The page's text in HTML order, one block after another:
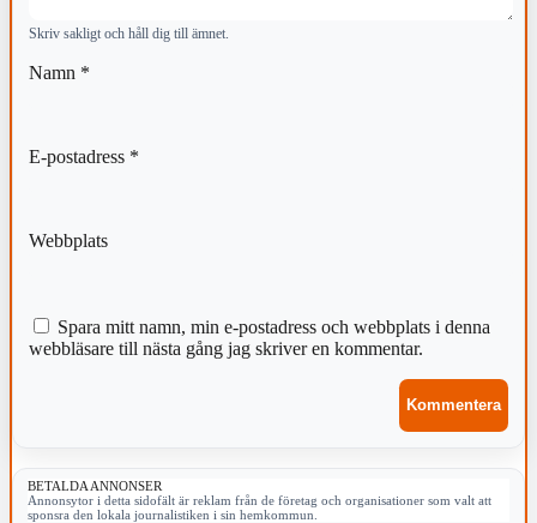
Skriv sakligt och håll dig till ämnet.
Namn *
E-postadress *
Webbplats
Spara mitt namn, min e-postadress och webbplats i denna
webbläsare till nästa gång jag skriver en kommentar.
BETALDA ANNONSER
Annonsytor i detta sidofält är reklam från de företag och organisationer som valt att
sponsra den lokala journalistiken i sin hemkommun.